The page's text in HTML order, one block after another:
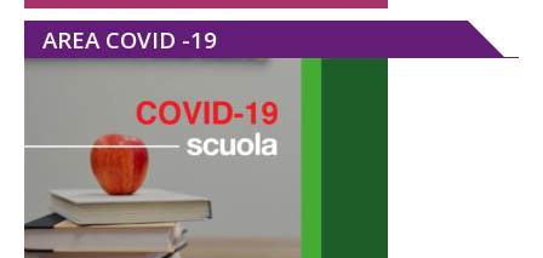
AREA COVID -19